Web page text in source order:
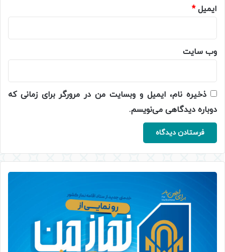
ایمیل*
وب‌ سایت
ذخیره نام، ایمیل و وبسایت من در مرورگر برای زمانی که
دوباره دیدگاهی می‌نویسم.